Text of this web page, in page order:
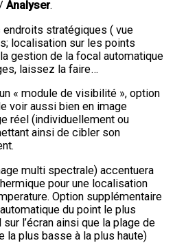
Analyser.
endroits stratégiques ( vue
localisation sur les points
gestion de la focal automatique
laissez la faire…
« module de visibilité », option
voir aussi bien en image
réel (individuellement ou
ainsi de cibler son
multi spectrale) accentuera
pour une localisation
Option supplémentaire
du point le plus
l’écran ainsi que la plage de
la plus basse à la plus haute)